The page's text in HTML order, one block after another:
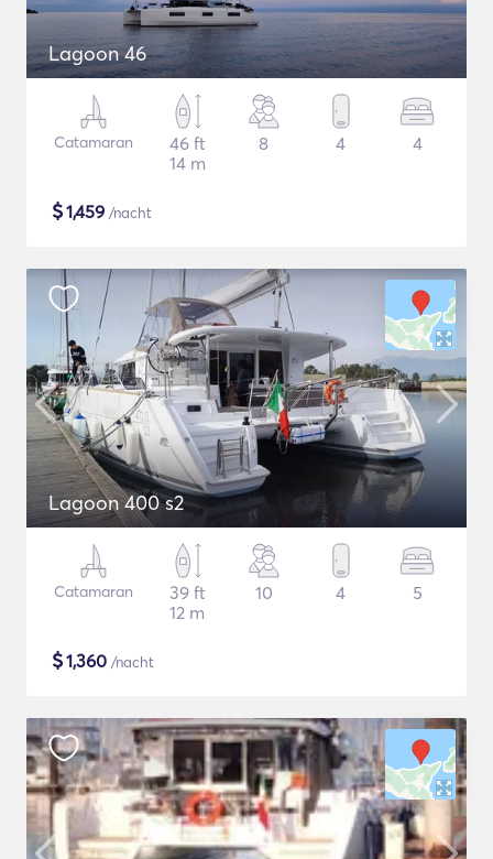
Lagoon 46
Catamaran
46 ft
14 m
8 4 4
$1,459 /nacht
Lagoon 400 s2
Catamaran
39 ft
12 m
10 4 5
$1,360 /nacht